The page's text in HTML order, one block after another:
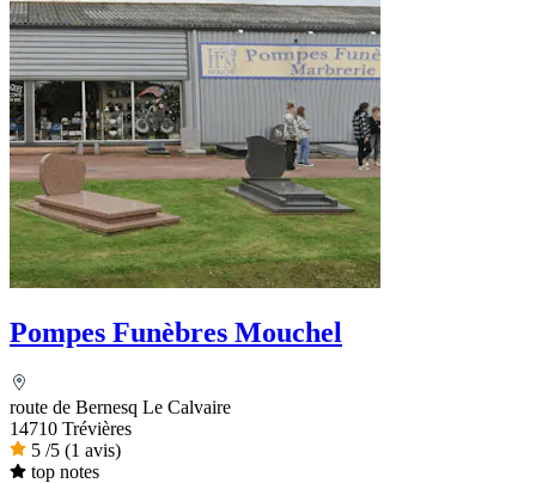
Pompes Funèbres Mouchel
route de Bernesq Le Calvaire
14710 Trévières
5 /5 (1 avis)
top notes